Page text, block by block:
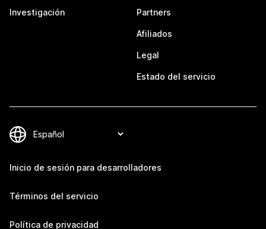
Investigación Partners
Afiliados
Legal
Estado del servicio
Inicio de sesión para desarrolladores
Términos del servicio
Política de privacidad